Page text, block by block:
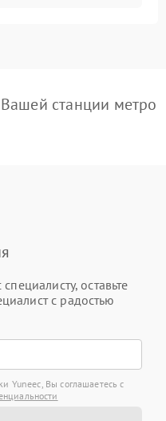
станции метро
оставьте
с радостью
Yuneec, Вы соглашаетесь с